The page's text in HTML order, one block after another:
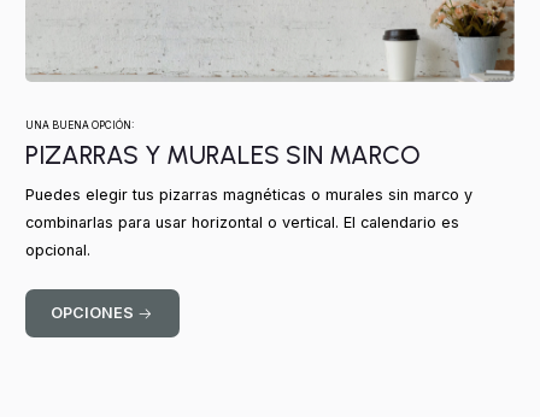
UNA BUENA OPCIÓN:
PIZARRAS Y MURALES SIN MARCO
Puedes elegir tus pizarras magnéticas o murales sin marco y
combinarlas para usar horizontal o vertical. El calendario es
opcional.
OPCIONES